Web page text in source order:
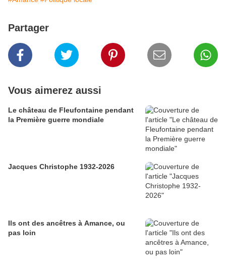
Partager
Vous aimerez aussi
Le château de Fleufontaine pendant
la Première guerre mondiale
Jacques Christophe 1932-2026
Ils ont des ancêtres à Amance, ou
pas loin